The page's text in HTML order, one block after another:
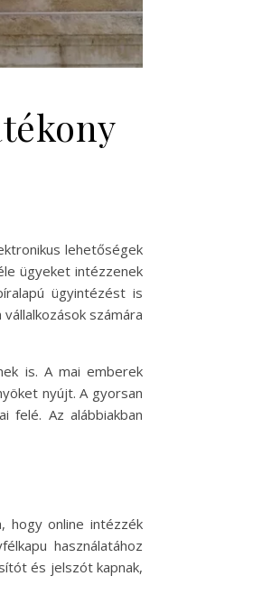
lehetőségek
ügyeket intézzenek
ügyintézést is
számára
is. A mai emberek
nyújt. A gyorsan
felé. Az alábbiakban
hogy online intézzék
használatához
és jelszót kapnak,